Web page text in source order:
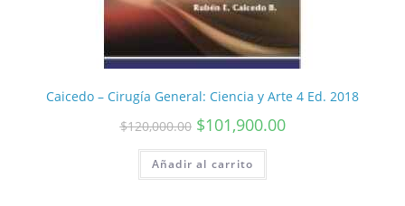
Caicedo – Cirugía General: Ciencia y Arte 4 Ed. 2018
$120,000.00 $101,900.00
Añadir al carrito